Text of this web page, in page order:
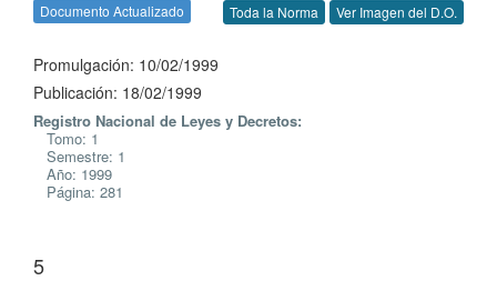
Documento Actualizado Toda la Norma Ver Imagen del D.O.
Promulgación: 10/02/1999
Publicación: 18/02/1999
Registro Nacional de Leyes y Decretos:
Tomo: 1
Semestre: 1
Año: 1999
Página: 281
5